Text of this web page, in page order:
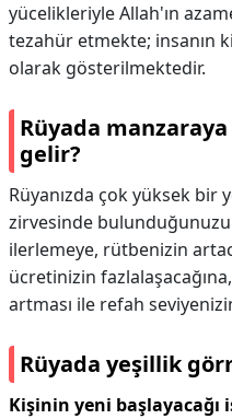
yücelikleriyle Allah'ın
tezahür etmekte; insanın
olarak gösterilmektedir.
Rüyada
gelir?
Rüyanızda çok yüksek bir
zirvesinde
ilerlemeye, rütbenizin
ücretinizin
artması ile refah
Rüyada yeşillik
Kişinin yeni başlayacağı